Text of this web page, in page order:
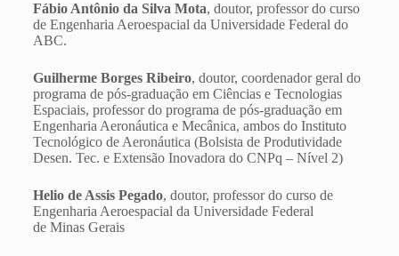
Fábio Antônio da Silva Mota, doutor, professor do curso
de Engenharia Aeroespacial da Universidade Federal do
ABC.
Guilherme Borges Ribeiro, doutor, coordenador geral do
programa de pós-graduação em Ciências e Tecnologias
Espaciais, professor do programa de pós-graduação em
Engenharia Aeronáutica e Mecânica, ambos do Instituto
Tecnológico de Aeronáutica (Bolsista de Produtividade
Desen. Tec. e Extensão Inovadora do CNPq – Nível 2)
Helio de Assis Pegado, doutor, professor do curso de
Engenharia Aeroespacial da Universidade Federal
de Minas Gerais